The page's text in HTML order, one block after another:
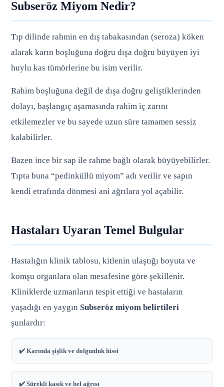
Subseröz Miyom Nedir?
Tıp dilinde rahmin en dış tabakasından (seroza) köken
alarak karın boşluğuna doğru dışa doğru büyüyen iyi
huylu kas tümörlerine bu isim verilir.
Rahim boşluğuna değil de dışa doğru geliştiklerinden
dolayı, başlangıç aşamasında rahim iç zarını
etkilemezler ve bu sayede uzun süre tamamen sessiz
kalabilirler.
Bazen ince bir sap ile rahme bağlı olarak büyüyebilirler.
Tıpta buna “pedinküllü miyom” adı verilir ve sapın
kendi etrafında dönmesi ani ağrılara yol açabilir.
Hastaları Uyaran Temel Bulgular
Hastalığın klinik tablosu, kitlenin ulaştığı boyuta ve
komşu organlara olan mesafesine göre şekillenir.
Kliniklerde uzmanların tespit ettiği ve hastaların
yaşadığı en yaygın Subseröz miyom belirtileri
şunlardır:
✔️ Karında şişlik ve dolgunluk hissi
✔️ Sürekli kasık ve bel ağrısı